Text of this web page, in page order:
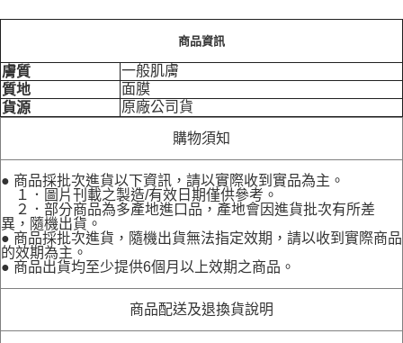
商品資訊
膚質
一般肌膚
質地
面膜
貨源
原廠公司貨
購物須知
● 商品採批次進貨以下資訊，請以實際收到實品為主。
１．圖片刊載之製造/有效日期僅供參考。
２．部分商品為多產地進口品，產地會因進貨批次有所差
異，隨機出貨。
● 商品採批次進貨，隨機出貨無法指定效期，請以收到實際商品
的效期為主。
● 商品出貨均至少提供6個月以上效期之商品。
商品配送及退換貨說明